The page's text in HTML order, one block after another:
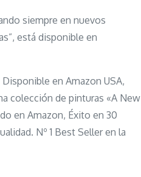
siempre en nuevos
está disponible en
en Amazon USA,
colección de pinturas «A New
en Amazon, Éxito en 30
Nº 1 Best Seller en la